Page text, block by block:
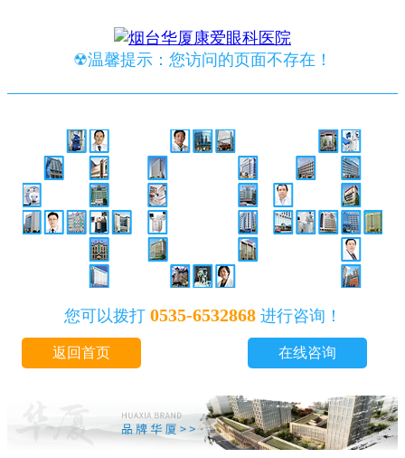
☢温馨提示：您访问的页面不存在！
您可以拨打 0535-6532868进行咨询！
返回首页 在线咨询